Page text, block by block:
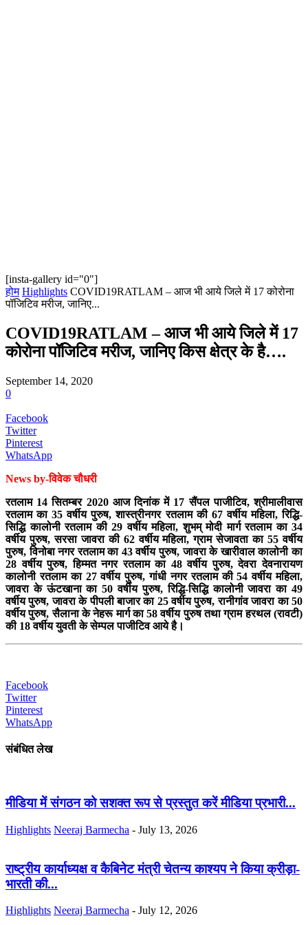
[insta-gallery id="0"]
होम Highlights COVID19RATLAM – आज भी आये जिले में 17 कोरोना
पॉजिटिव मरीज, जानिए...
COVID19RATLAM – आज भी आये जिले में 17
कोरोना पॉजिटिव मरीज, जानिए किस क्षेत्र के है….
September 14, 2020
0
Facebook
Twitter
Pinterest
WhatsApp
News by-विवेक चौधरी
रतलाम 14 सितम्बर 2020 आज दिनांक में 17 सैंपल पाजीटिव, श्रीमालीवास
रतलाम का 35 वर्षीय पुरुष, शास्त्रीनगर रतलाम की 67 वर्षीय महिला, रिद्धि-
सिद्धि कालोनी रतलाम की 29 वर्षीय महिला, शुभम् मोदी मार्ग रतलाम का 34
वर्षीय पुरुष, सरसा जावरा की 62 वर्षीय महिला, ग्राम सेजावता का 55 वर्षीय
पुरुष, विनोबा नगर रतलाम का 43 वर्षीय पुरुष, जावरा के खारीवाल कालोनी का
28 वर्षीय पुरुष, हिम्मत नगर रतलाम का 48 वर्षीय पुरुष, देवरा देवनारायण
कालोनी रतलाम का 27 वर्षीय पुरुष, गांधी नगर रतलाम की 54 वर्षीय महिला,
जावरा के ऊंटखाना का 50 वर्षीय पुरुष, रिद्धि-सिद्धि कालोनी जावरा का 49
वर्षीय पुरुष, जावरा के पीपली बाजार का 25 वर्षीय पुरुष, रानीगांव जावरा का 50
वर्षीय पुरुष, सैलाना के नेहरू मार्ग का 58 वर्षीय पुरुष तथा ग्राम हरथल (रावटी)
की 18 वर्षीय युवती के सेम्पल पाजीटिव आये है।
Facebook
Twitter
Pinterest
WhatsApp
संबंधित लेख
मीडिया में संगठन को सशक्त रूप से प्रस्तुत करें मीडिया प्रभारी...
Highlights Neeraj Barmecha - July 13, 2026
राष्ट्रीय कार्याध्यक्ष व कैबिनेट मंत्री चेतन्य काश्यप ने किया क्रीड़ा-
भारती की...
Highlights Neeraj Barmecha - July 12, 2026